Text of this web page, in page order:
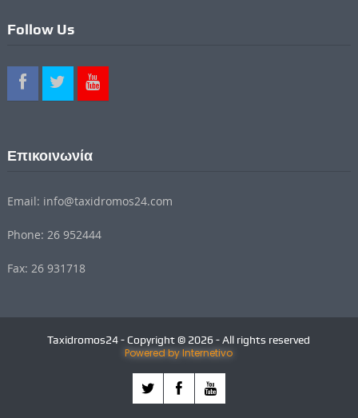
Follow Us
Επικοινωνία
Email: info@taxidromos24.com
Phone: 26 952444
Fax: 26 931718
Taxidromos24 - Copyright © 2026 - All rights reserved
Powered by Internetivo